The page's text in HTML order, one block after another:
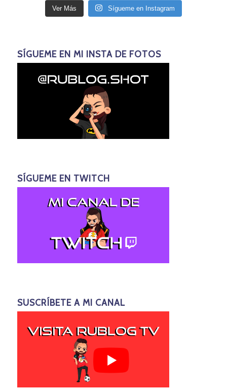
Ver Más Sígueme en Instagram
SÍGUEME EN MI INSTA DE FOTOS
SÍGUEME EN TWITCH
SUSCRÍBETE A MI CANAL